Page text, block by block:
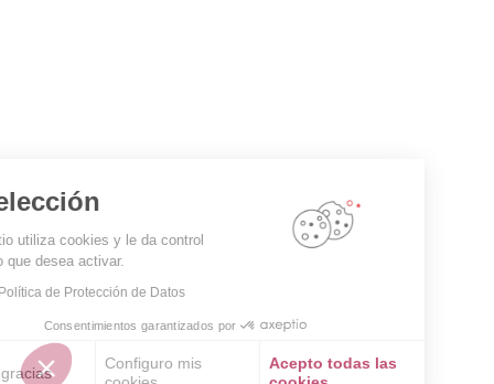
Su elección
Este sitio utiliza cookies y le da control
sobre lo que desea activar.
Leer la Política de Protección de Datos
Consentimientos garantizados por
No, gracias
Configuro mis
Acepto todas las